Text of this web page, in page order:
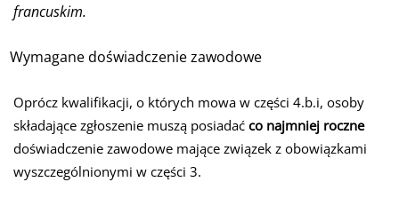
francuskim.
Wymagane doświadczenie zawodowe
Oprócz kwalifikacji, o których mowa w części 4.b.i, osoby
składające zgłoszenie muszą posiadać co najmniej roczne
doświadczenie zawodowe mające związek z obowiązkami
wyszczególnionymi w części 3.